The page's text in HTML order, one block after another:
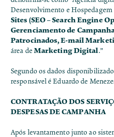
Desenvolvimento e Hospedagem
Sites (SEO – Search Engine
Gerenciamento de
Patrocinados, E-mail
área de Marketing Digital.”
Segundo os dados
responsável é Eduardo de
CONTRATAÇÃO DOS
DESPESAS DE CAMPANHA
Após levantamento junto ao